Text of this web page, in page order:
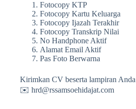
Fotocopy KTP
Fotocopy Kartu Keluarga
Fotocopy Ijazah Terakhir
Fotocopy Transkrip Nilai
No Handphone Aktif
Alamat Email Aktif
Pas Foto Berwarna
Kirimkan CV beserta lampiran
✉️ hrd@rssamsoehidajat.com